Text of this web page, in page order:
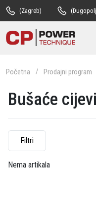
(Zagreb)
Početna Prodajni program
Bušaće
Filtri
Nema artikala